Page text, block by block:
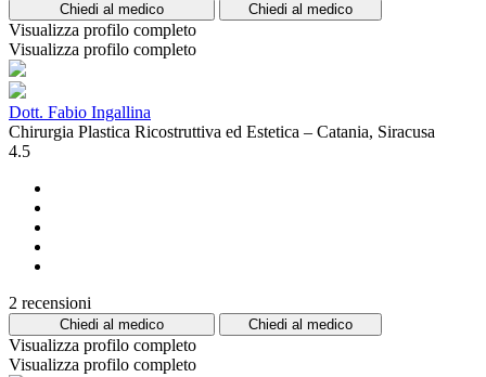
Chiedi al medico Chiedi al medico
Visualizza profilo completo
Visualizza profilo completo
Dott. Fabio Ingallina
Chirurgia Plastica Ricostruttiva ed Estetica – Catania, Siracusa
4.5
2 recensioni
Chiedi al medico Chiedi al medico
Visualizza profilo completo
Visualizza profilo completo